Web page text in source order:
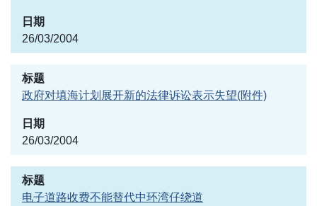
26/03/2004
政府对填海计划展开新的法律诉讼表示失望(附件)
26/03/2004
电子道路收费不能替代中环湾仔绕道